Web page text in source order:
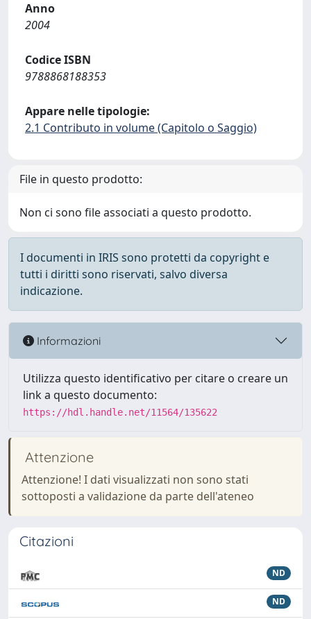
Anno
2004
Codice ISBN
9788868188353
Appare nelle tipologie:
2.1 Contributo in volume (Capitolo o Saggio)
File in questo prodotto:
Non ci sono file associati a questo prodotto.
I documenti in IRIS sono protetti da copyright e
tutti i diritti sono riservati, salvo diversa
indicazione.
Informazioni
Utilizza questo identificativo per citare o creare un
link a questo documento:
https://hdl.handle.net/11564/135622
Attenzione
Attenzione! I dati visualizzati non sono stati
sottoposti a validazione da parte dell'ateneo
Citazioni
ND
ND